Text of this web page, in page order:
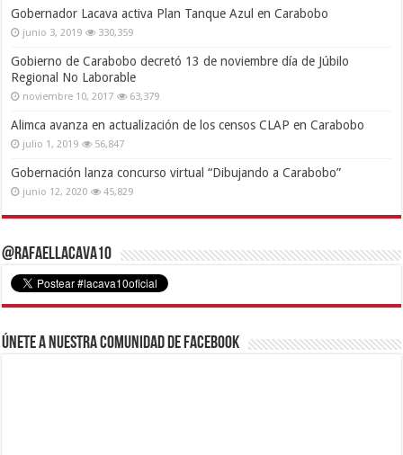
Gobernador Lacava activa Plan Tanque Azul en Carabobo
junio 3, 2019 330,359
Gobierno de Carabobo decretó 13 de noviembre día de Júbilo
Regional No Laborable
noviembre 10, 2017 63,379
Alimca avanza en actualización de los censos CLAP en Carabobo
julio 1, 2019 56,847
Gobernación lanza concurso virtual “Dibujando a Carabobo”
junio 12, 2020 45,829
@RafaelLacava10
Únete a nuestra comunidad de Facebook